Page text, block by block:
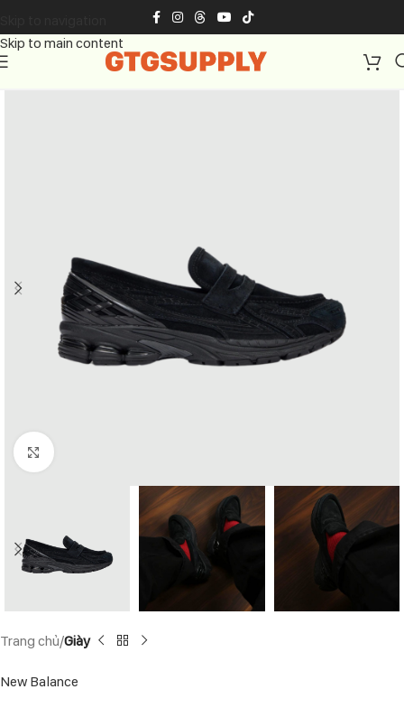
Skip to main content
Click to enlarge
Trang chủ Giày
New Balance